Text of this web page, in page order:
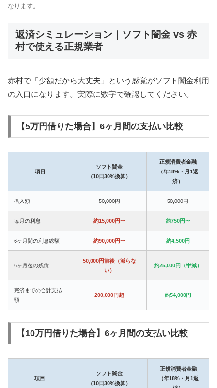
なります。
返済シミュレーション｜ソフト闇金 vs 赤
村で使える正規業者
赤村で「少額だから大丈夫」という感覚がソフト闇金利用
の入口になります。実際に数字で確認してください。
【5万円借りた場合】6ヶ月間の支払い比較
項目
ソフト闇金
（10日30%換算）
正規消費者金融
（年18%・月1返
済）
借入額 50,000円 50,000円
毎月の利息 約15,000円〜 約750円〜
6ヶ月間の利息総額 約90,000円〜 約4,500円
6ヶ月後の残債
50,000円前後（減らな
い）
約25,000円（半減）
完済までの合計支払
額
200,000円超 約54,000円
【10万円借りた場合】6ヶ月間の支払い比較
項目
ソフト闇金
（10日30%換算）
正規消費者金融
（年18%・月1返